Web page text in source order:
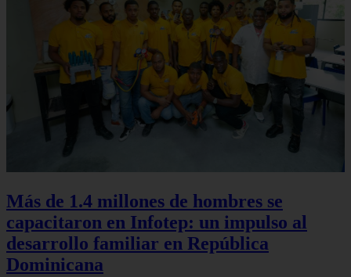
Más de 1.4 millones de hombres se
capacitaron en Infotep: un impulso al
desarrollo familiar en República
Dominicana